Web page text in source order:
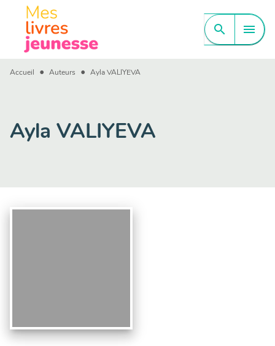
MENU CONTENU
PIED DE PAGE
search menu
Accueil • Auteurs • Ayla VALIYEVA
Ayla VALIYEVA